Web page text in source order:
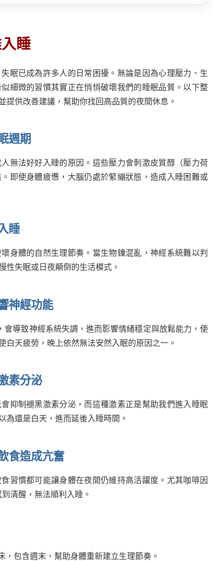
睡
眠已成為許多人的日常困擾。無論是因為心理壓力、生
細微的習慣其實正在悄悄破壞我們的睡眠品質。以下整
提供改善建議，幫助你找回高品質的夜間休息。
週期
無法好好入睡的原因。這些壓力會刺激皮質醇（壓力荷
即使身體疲憊，大腦仍處於緊繃狀態，造成入睡困難或
睡
身體的自然生理節奏。當生物鐘混亂，神經系統難以判
性失眠或日夜顛倒的生活模式。
神經功能
導致神經系統失調，進而影響情緒穩定與放鬆能力，使
白天疲勞，晚上依然無法安然入眠的原因之一。
素分泌
抑制褪黑激素分泌，而這種激素正是幫助我們進入睡眠
為還是白天，進而延後入睡時間。
食造成亢奮
習慣都可能讓身體在夜間仍維持高活躍度。尤其咖啡因
清醒，無法順利入睡。
，包含週末，幫助身體重新建立生理節奏。